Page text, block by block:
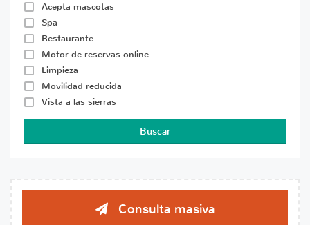
Acepta mascotas
Spa
Restaurante
Motor de reservas online
Limpieza
Movilidad reducida
Vista a las sierras
Buscar
Consulta masiva